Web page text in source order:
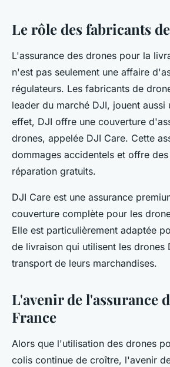
Le rôle des fabricants
L'assurance des drones pour la
n'est pas seulement une affaire
régulateurs. Les fabricants de
leader du marché DJI, jouent aussi
effet, DJI offre une couverture
drones, appelée DJI Care. Cette
dommages accidentels et offre
réparation gratuits.
DJI Care est une assurance
couverture complète pour les
Elle est particulièrement adaptée
de livraison qui utilisent les drones
transport de leurs marchandises.
L'avenir de l'assurance
France
Alors que l'utilisation des drones
colis continue de croître, l'avenir